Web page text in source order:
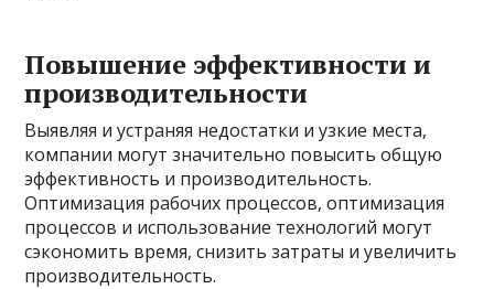
Повышение эффективности и
производительности
Выявляя и устраняя недостатки и узкие места,
компании могут значительно повысить общую
эффективность и производительность.
Оптимизация рабочих процессов, оптимизация
процессов и использование технологий могут
сэкономить время, снизить затраты и увеличить
производительность.